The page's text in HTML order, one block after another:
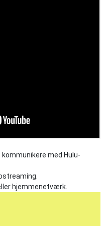
med Hulu-
hjemmenetværk.